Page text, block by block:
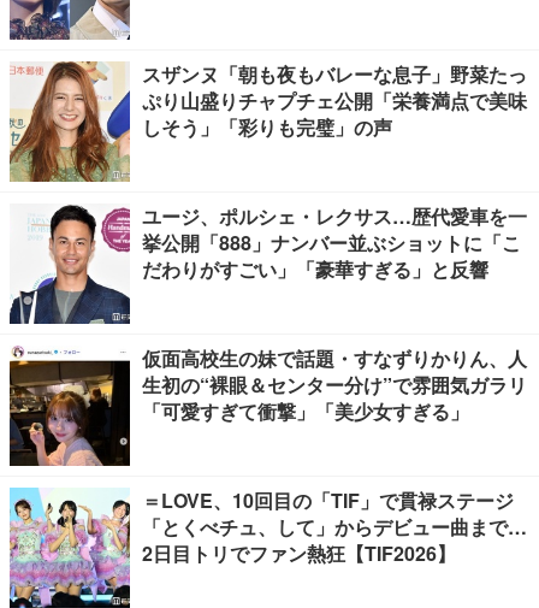
スザンヌ「朝も夜もバレーな息子」野菜たっ
ぷり山盛りチャプチェ公開「栄養満点で美味
しそう」「彩りも完璧」の声
ユージ、ポルシェ・レクサス…歴代愛車を一
挙公開「888」ナンバー並ぶショットに「こ
だわりがすごい」「豪華すぎる」と反響
仮面高校生の妹で話題・すなずりかりん、人
生初の“裸眼＆センター分け”で雰囲気ガラリ
「可愛すぎて衝撃」「美少女すぎる」
＝LOVE、10回目の「TIF」で貫禄ステージ
「とくべチュ、して」からデビュー曲まで…
2日目トリでファン熱狂【TIF2026】